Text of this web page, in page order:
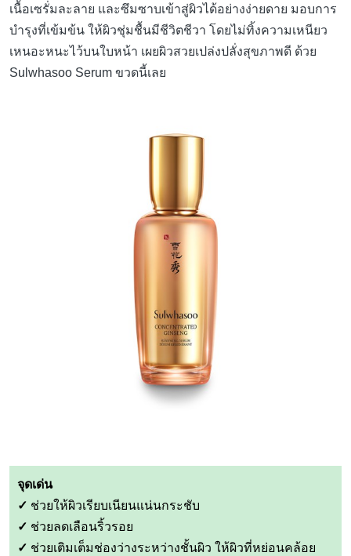
เนื้อเซรั่มละลาย และซึมซาบเข้าสู่ผิวได้อย่างง่ายดาย มอบการ
บำรุงที่เข้มข้น ให้ผิวชุ่มชื้นมีชีวิตชีวา โดยไม่ทิ้งความเหนียว
เหนอะหนะไว้บนใบหน้า เผยผิวสวยเปล่งปลั่งสุขภาพดี ด้วย
Sulwhasoo Serum ขวดนี้เลย
จุดเด่น
✓ ช่วยให้ผิวเรียบเนียนแน่นกระชับ
✓ ช่วยลดเลือนริ้วรอย
✓ ช่วยเติมเต็มช่องว่างระหว่างชั้นผิว ให้ผิวที่หย่อนคล้อย